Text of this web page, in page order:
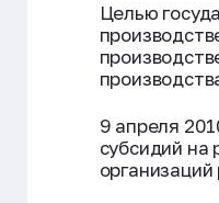
Целью
9 апреля
субсидий на